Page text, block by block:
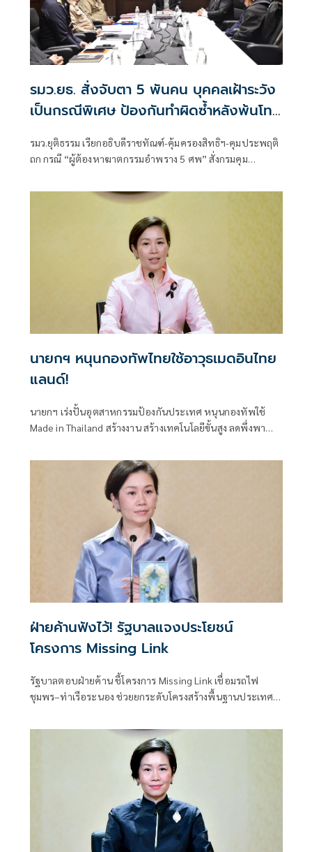
รมว.ยธ. สั่งจับตา 5 พันคน บุคคลเฝ้าระวัง
เป็นกรณีพิเศษ ป้องกันทำผิดซ้ำหลังพ้นโทษ
รมว.ยุติธรรม เรียกอธิบดีราชทัณฑ์-คุ้มครองสิทธิฯ-คุมประพฤติ
ถก กรณี “ผู้ต้องหาฆาตกรรมอำพราง 5 ศพ” สั่งกรมคุม
ระดับมาตรการความปลอดภัยในระดับพื้นที่
นายกฯ หนุนกองทัพไทยใช้อาวุธเมดอินไทย
แลนด์!
นายกฯ เร่งปั้นอุตสาหกรรมป้องกันประเทศ หนุนกองทัพใช้
Made in Thailand สร้างงาน สร้างเทคโนโลยีขั้นสูง ลดพึ่งพา
ฝ่ายค้านฟังไว้! รัฐบาลแจงประโยชน์
โครงการ Missing Link
รัฐบาลตอบฝ่ายค้าน ชี้โครงการ Missing Link เชื่อมรถไฟ
ชุมพร–ท่าเรือระนอง ช่วยยกระดับโครงสร้างพื้นฐานประเทศ
เสนอทุกฝ่าย